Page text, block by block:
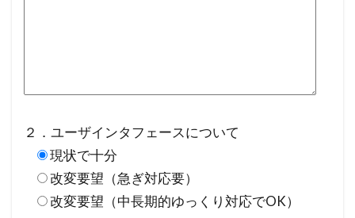
２．ユーザインタフェースについて
現状で十分
改変要望（急ぎ対応要）
改変要望（中長期的ゆっくり対応でOK）